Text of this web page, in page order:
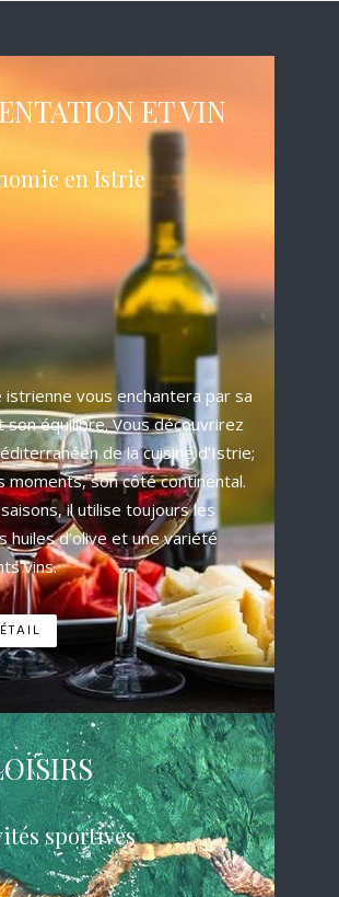
ET VIN
en Istrie
istrienne vous enchantera par sa
équilibre. Vous découvrirez
de la cuisine d’Istrie;
moments, son côté continental.
il utilise toujours les
huiles d’olive et une variété
vins.
sportives